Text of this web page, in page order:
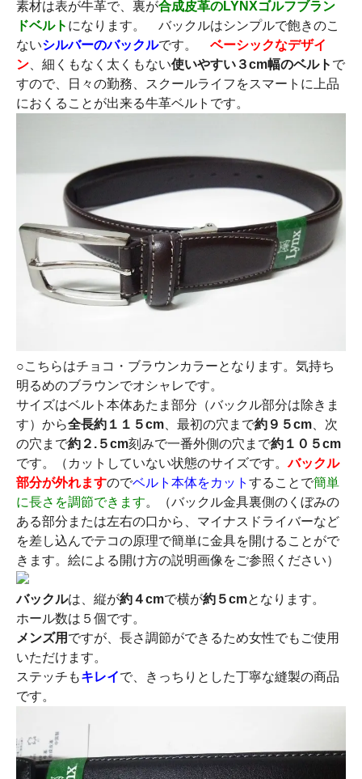
素材は表が牛革で、裏が合成皮革のLYNXゴルフブラン
ドベルト になります。 バックルはシンプルで飽きのこ
ないシルバーのバックルです。 ベーシックなデザイ
ン 、細くもなく太くもない使いやすい３cm幅のベルト で
すので、日々の勤務、スクールライフをスマートに上品
におくることが出来る牛革ベルトです。
○こちらはチョコ・ブラウンカラーとなります。気持ち
明るめのブラウンでオシャレです。
サイズはベルト本体あたま部分（バックル部分は除きま
す）から全長約１１５cm 、最初の穴まで約９５cm 、次
の穴まで約２.５cm刻みで一番外側の穴まで約１０５cm
です。（カットしていない状態のサイズです。バックル
部分が外れますのでベルト本体をカット することで簡単
に長さを調節できます。（バックル金具裏側のくぼみの
ある部分または左右の口から、マイナスドライバーなど
を差し込んでテコの原理で簡単に金具を開けることがで
きます。絵による開け方の説明画像をご参照ください）
バックルは、縦が約４cmで横が約５cmとなります。
ホール数は５個です。
メンズ用 ですが、長さ調節ができるため女性でもご使用
いただけます。
ステッチもキレイで、きっちりとした丁寧な縫製の商品
です。